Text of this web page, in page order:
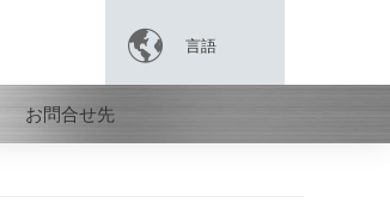
 言語
お問合せ先